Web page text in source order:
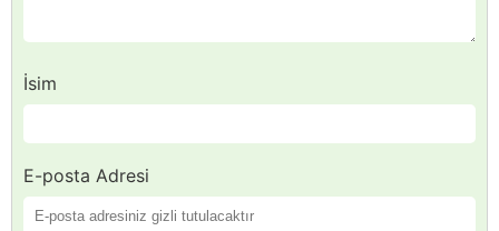
İsim
E-posta Adresi